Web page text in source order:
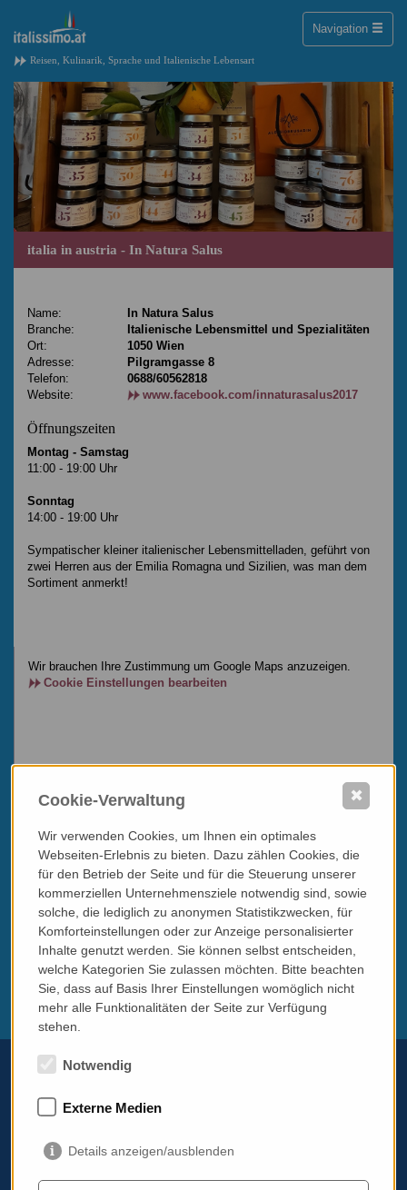
Reisen, Kulinarik, Sprache und Italienische Lebensart
Navigation Toggle
italia in austria - In Natura Salus
Name:
In Natura Salus
Branche:
Italienische Lebensmittel und Spezialitäten
Ort:
1050 Wien
Adresse:
Pilgramgasse 8
Telefon:
0688/60562818
Website:
www.facebook.com/innaturasalus2017
Öffnungszeiten
Montag - Samstag
11:00 - 19:00 Uhr
Sonntag
14:00 - 19:00 Uhr
Sympatischer kleiner italienischer Lebensmittelladen, geführt von
zwei Herren aus der Emilia Romagna und Sizilien, was man dem
Sortiment anmerkt!
Wir brauchen Ihre Zustimmung um Google Maps anzuzeigen.
Cookie Einstellungen bearbeiten
Telefon:+43 699 11784690
Kontaktadresse:
Cookie-Verwaltung
Wir verwenden Cookies, um Ihnen ein optimales
Webseiten-Erlebnis zu bieten. Dazu zählen Cookies, die
für den Betrieb der Seite und für die Steuerung unserer
kommerziellen Unternehmensziele notwendig sind, sowie
solche, die lediglich zu anonymen Statistikzwecken, für
Komforteinstellungen oder zur Anzeige personalisierter
Inhalte genutzt werden. Sie können selbst entscheiden,
welche Kategorien Sie zulassen möchten. Bitte beachten
Sie, dass auf Basis Ihrer Einstellungen womöglich nicht
mehr alle Funktionalitäten der Seite zur Verfügung
stehen.
Notwendig
Externe Medien
Details anzeigen/ausblenden
✖